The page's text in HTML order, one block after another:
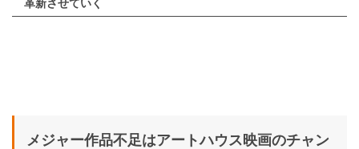
革新させていく
メジャー作品不足はアートハウス映画のチャン